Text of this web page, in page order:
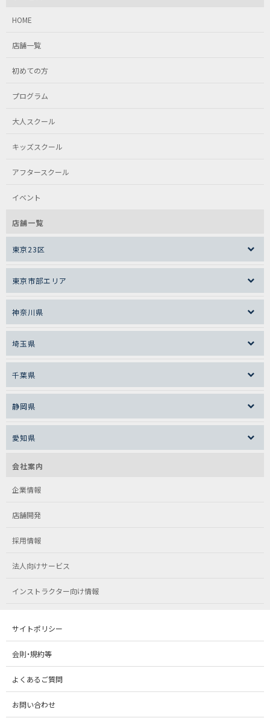
HOME
店舗一覧
初めての方
プログラム
大人スクール
キッズスクール
アフタースクール
イベント
店舗一覧
東京23区
東京市部エリア
神奈川県
埼玉県
千葉県
静岡県
愛知県
会社案内
企業情報
店舗開発
採用情報
法人向けサービス
インストラクター向け情報
サイトポリシー
会則・規約等
よくあるご質問
お問い合わせ